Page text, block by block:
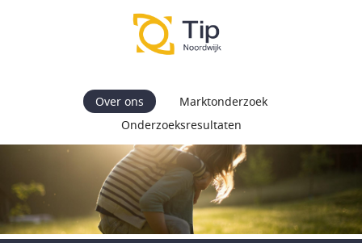
Over ons
Marktonderzoek
Onderzoeksresultaten